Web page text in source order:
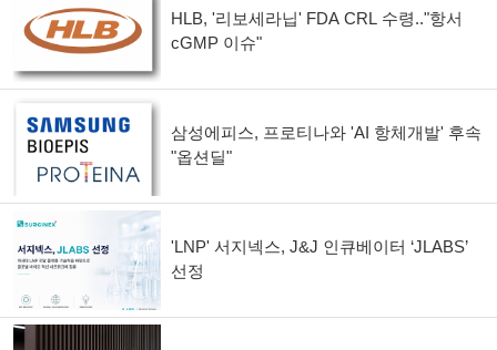
HLB, '리보세라닙' FDA CRL 수령.."항서
cGMP 이슈"
삼성에피스, 프로티나와 'AI 항체개발' 후속
"옵션딜"
'LNP' 서지넥스, J&J 인큐베이터 ‘JLABS’
선정